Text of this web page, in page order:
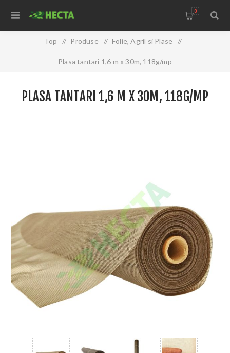
0
Top / Produse / Folie, Agril si Plase /
Plasa tantari 1,6 m x 30m, 118g/mp
PLASA TANTARI 1,6 M X 30M, 118G/MP